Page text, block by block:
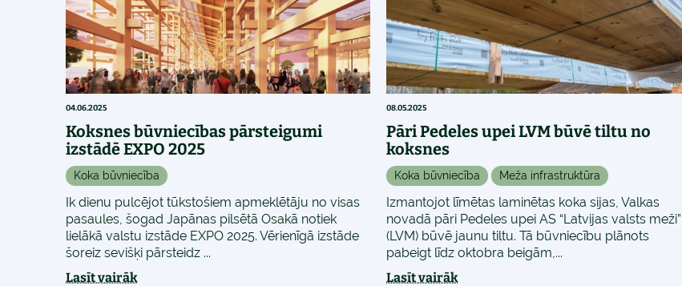
04.06.2025
Koksnes būvniecības pārsteigumi
izstādē EXPO 2025
Koka būvniecība
Ik dienu pulcējot tūkstošiem apmeklētāju no visas
pasaules, šogad Japānas pilsētā Osakā notiek
lielākā valstu izstāde EXPO 2025. Vērienīgā izstāde
šoreiz sevišķi pārsteidz ...
Lasīt vairāk
08.05.2025
Pāri Pedeles upei LVM būvē tiltu no
koksnes
Koka būvniecība Meža infrastruktūra
Izmantojot līmētas laminētas koka sijas, Valkas
novadā pāri Pedeles upei AS “Latvijas valsts meži”
(LVM) būvē jaunu tiltu. Tā būvniecību plānots
pabeigt līdz oktobra beigām,...
Lasīt vairāk